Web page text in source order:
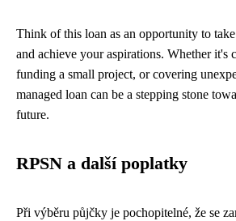
Think of this loan as an opportunity to
and achieve your aspirations. Whether it's
funding a small project, or covering
managed loan can be a stepping stone
future.
RPSN a další poplatky
Při výběru půjčky je pochopitelné, že se